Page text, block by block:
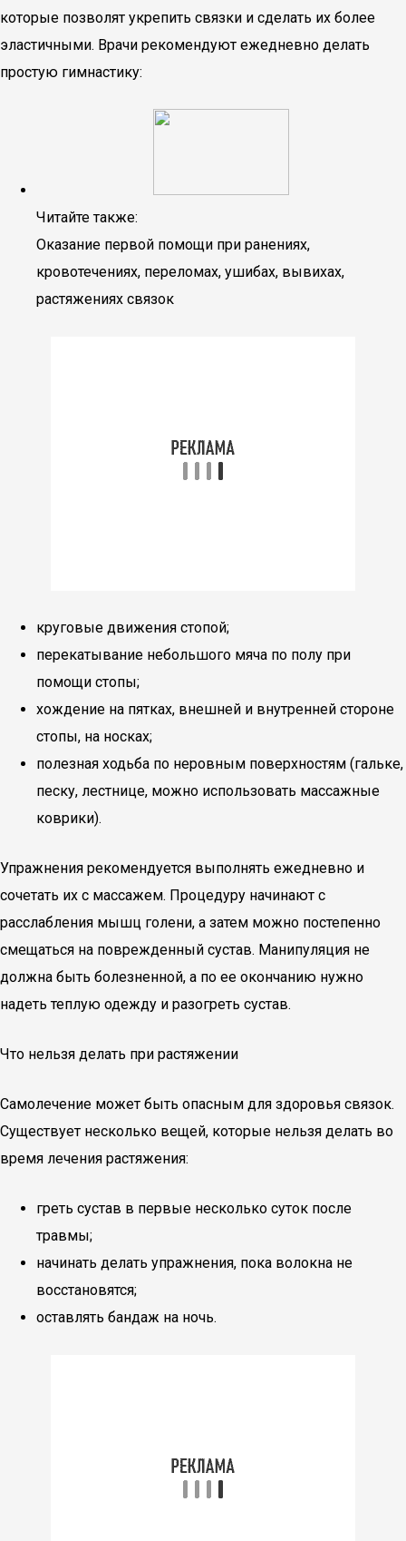
которые позволят укрепить связки и сделать их более
эластичными. Врачи рекомендуют ежедневно делать
простую гимнастику:
Читайте также:
Оказание первой помощи при ранениях,
кровотечениях, переломах, ушибах, вывихах,
растяжениях связок
круговые движения стопой;
перекатывание небольшого мяча по полу при
помощи стопы;
хождение на пятках, внешней и внутренней стороне
стопы, на носках;
полезная ходьба по неровным поверхностям (гальке,
песку, лестнице, можно использовать массажные
коврики).
Упражнения рекомендуется выполнять ежедневно и
сочетать их с массажем. Процедуру начинают с
расслабления мышц голени, а затем можно постепенно
смещаться на поврежденный сустав. Манипуляция не
должна быть болезненной, а по ее окончанию нужно
надеть теплую одежду и разогреть сустав.
Что нельзя делать при растяжении
Самолечение может быть опасным для здоровья связок.
Существует несколько вещей, которые нельзя делать во
время лечения растяжения:
греть сустав в первые несколько суток после
травмы;
начинать делать упражнения, пока волокна не
восстановятся;
оставлять бандаж на ночь.